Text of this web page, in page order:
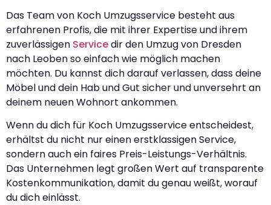
Das Team von Koch Umzugsservice besteht aus
erfahrenen Profis, die mit ihrer Expertise und ihrem
zuverlässigen Servicedir den Umzug von Dresden
nach Leoben so einfach wie möglich machen
möchten. Du kannst dich darauf verlassen, dass deine
Möbel und dein Hab und Gut sicher und unversehrt an
deinem neuen Wohnort ankommen.
Wenn du dich für Koch Umzugsservice entscheidest,
erhältst du nicht nur einen erstklassigen Service,
sondern auch ein faires Preis-Leistungs-Verhältnis.
Das Unternehmen legt großen Wert auf transparente
Kostenkommunikation, damit du genau weißt, worauf
du dich einlässt.